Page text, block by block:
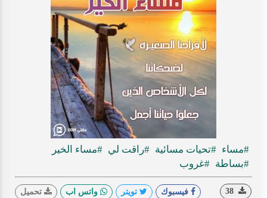
#مساء #تحيات مسائية #راقت لي #مساء الخير
#بساطة #غروب
فيسبوك تويتر واتس اب تحميل